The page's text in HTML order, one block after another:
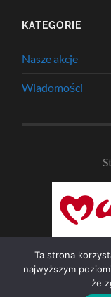
KATEGORIE
Nasze akcje
Wiadomości
Ta strona
najwyższym
że